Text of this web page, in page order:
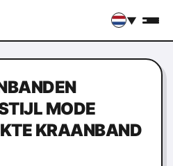
▼
MODE
KRAANBAND